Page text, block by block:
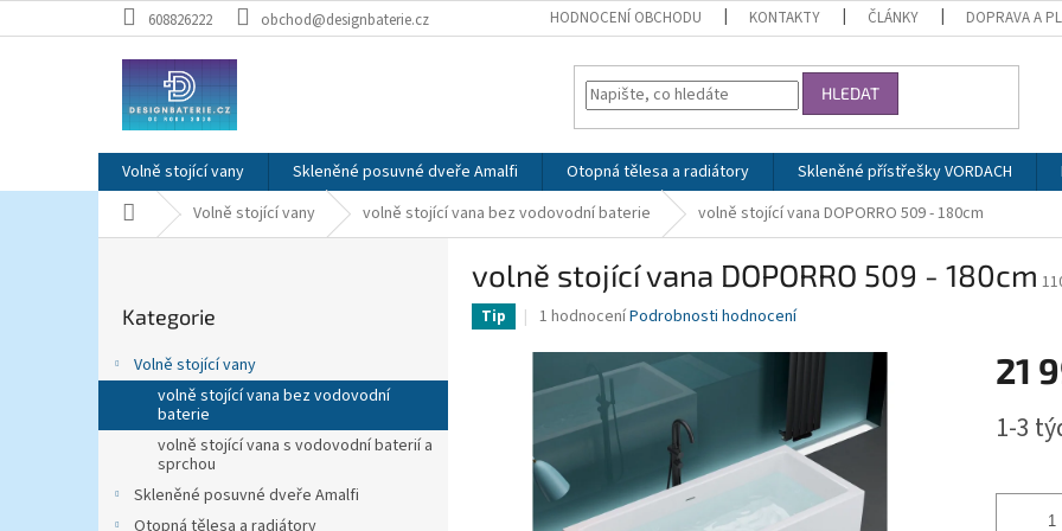
na
608826222 obchod@designbaterie.cz HODNOCENÍ OBCHODU KONTAKTY ČLÁNKY DOPRAVA A
HLEDAT
Volně stojící vany Skleněné posuvné dveře Amalfi Otopná tělesa a radiátory Skleněné přístřešky VORDACH
Domů Volně stojící vany volně stojící vana bez vodovodní baterie volně stojící vana DOPORRO 509 - 180cm
a
n
kategorie
Kategorie
Volně stojící vany
volně stojící vana bez vodovodní
baterie
volně stojící vana s vodovodní baterií a
sprchou
Skleněné posuvné dveře Amalfi
Otopná tělesa a radiátory
volně stojící vana DOPORRO 509 - 180cm
Tip
Průměrné
produktu
je
5
hvězdiček.
1 hodnoceníPodrobnosti hodnocení
21
cena:
1-3